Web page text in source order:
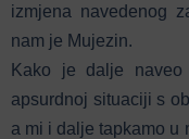
izmjena navedenog
nam je Mujezin.
Kako je dalje
apsurdnoj situaciji s
a mi i dalje tapkamo u